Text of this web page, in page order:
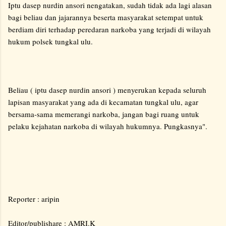
Iptu dasep nurdin ansori nengatakan, sudah tidak ada lagi alasan
bagi beliau dan jajarannya beserta masyarakat setempat untuk
berdiam diri terhadap peredaran narkoba yang terjadi di wilayah
hukum polsek tungkal ulu.
Beliau ( iptu dasep nurdin ansori ) menyerukan kepada seluruh
lapisan masyarakat yang ada di kecamatan tungkal ulu, agar
bersama-sama memerangi narkoba, jangan bagi ruang untuk
pelaku kejahatan narkoba di wilayah hukumnya. Pungkasnya".
Reporter : aripin
Editor/publishare : AMRI.K